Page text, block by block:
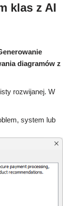
klas z AI
diagramów z
rozwijanej. W
system lub